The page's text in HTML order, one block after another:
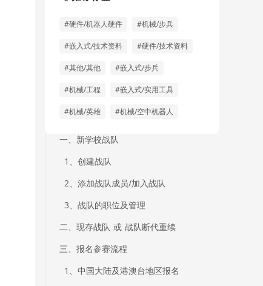
#硬件/机器人硬件 #机械/步兵
#嵌入式/技术资料 #硬件/技术资料
#其他/其他 #嵌入式/步兵
#机械/工程 #嵌入式/实用工具
#机械/英雄 #机械/空中机器人
一、新学校战队
1、创建战队
2、添加战队成员/加入战队
3、战队的职位及管理
二、现存战队 或 战队断代重续
三、报名参赛流程
1、中国大陆及港澳台地区报名